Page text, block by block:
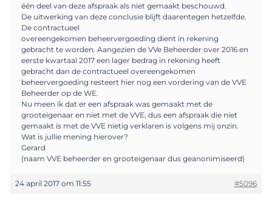
één deel van deze afspraak als niet gemaakt beschouwd.
De uitwerking van deze conclusie blijft daarentegen hetzelfde.
De contractueel
overeengekomen beheervergoedíng dient in rekening
gebracht te worden. Aangezien de VVe Beheerder over 2016 en
eerste kwartaal 2017 een lager bedrag in rekening heeft
gebracht dan de contractueel overeengekomen
beheervergoeding resteert hier nog een vordering van de VVE
Beheerder op de WE.
Nu meen ik dat er een afspraak was gemaakt met de
grooteigenaar en niet met de VVE, dus een afspraak die niet
gemaakt is met de VVE nietig verklaren is volgens mij onzin.
Wat is jullie mening hierover?
Gerard
(naam VVE beheerder en grooteigenaar dus geanonimiseerd)
24 april 2017 om 11:55 #5096